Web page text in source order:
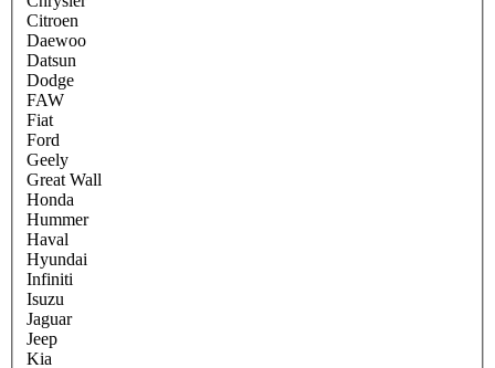
Citroen
Daewoo
Datsun
Dodge
FAW
Fiat
Ford
Geely
Great Wall
Honda
Hummer
Haval
Hyundai
Infiniti
Isuzu
Jaguar
Jeep
Kia